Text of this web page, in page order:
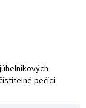
pečící